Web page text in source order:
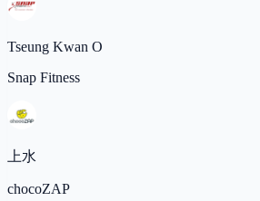
Tseung Kwan O
Snap Fitness
上水
chocoZAP